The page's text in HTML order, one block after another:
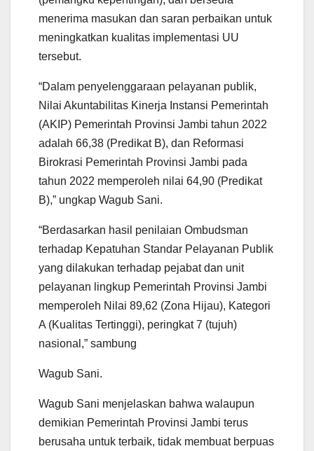
menerima masukan dan saran perbaikan untuk
meningkatkan kualitas implementasi UU
tersebut.
“Dalam penyelenggaraan pelayanan publik,
Nilai Akuntabilitas Kinerja Instansi Pemerintah
(AKIP) Pemerintah Provinsi Jambi tahun 2022
adalah 66,38 (Predikat B), dan Reformasi
Birokrasi Pemerintah Provinsi Jambi pada
tahun 2022 memperoleh nilai 64,90 (Predikat
B),” ungkap Wagub Sani.
“Berdasarkan hasil penilaian Ombudsman
terhadap Kepatuhan Standar Pelayanan Publik
yang dilakukan terhadap pejabat dan unit
pelayanan lingkup Pemerintah Provinsi Jambi
memperoleh Nilai 89,62 (Zona Hijau), Kategori
A (Kualitas Tertinggi), peringkat 7 (tujuh)
nasional,” sambung
Wagub Sani.
Wagub Sani menjelaskan bahwa walaupun
demikian Pemerintah Provinsi Jambi terus
berusaha untuk terbaik, tidak membuat berpuas